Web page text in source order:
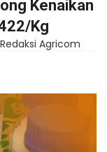
Kenaikan
kg
Agricom